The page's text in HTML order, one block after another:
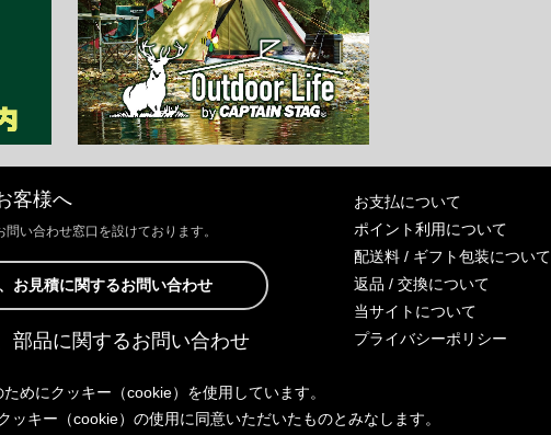
客様へ
い合わせ窓口を設けております。
お見積に関するお問い合わせ
部品に関するお問い合わせ
承っております。
お支払について
ポイント利用について
配送料 / ギフト包装について
返品 / 交換について
当サイトについて
プライバシーポリシー
お問い合わせ
めにクッキー（cookie）を使用しています。
キー（cookie）の使用に同意いただいたものとみなします。